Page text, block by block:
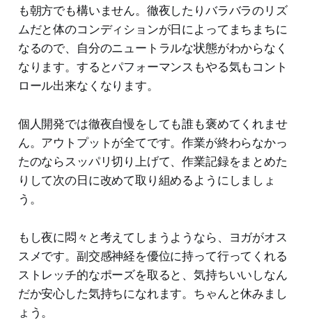
も朝方でも構いません。徹夜したりバラバラのリズ
ムだと体のコンディションが日によってまちまちに
なるので、自分のニュートラルな状態がわからなく
なります。するとパフォーマンスもやる気もコント
ロール出来なくなります。
個人開発では徹夜自慢をしても誰も褒めてくれませ
ん。アウトプットが全てです。作業が終わらなかっ
たのならスッパリ切り上げて、作業記録をまとめた
りして次の日に改めて取り組めるようにしましょ
う。
もし夜に悶々と考えてしまうようなら、ヨガがオス
スメです。副交感神経を優位に持って行ってくれる
ストレッチ的なポーズを取ると、気持ちいいしなん
だか安心した気持ちになれます。ちゃんと休みまし
ょう。